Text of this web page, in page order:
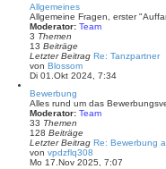
Allgemeines
Allgemeine Fragen, erster
Moderator: Team
3 Themen
13 Beiträge
Letzter Beitrag Re: Tanzpartner
von BlossomN
e
s
t
r
B
e
i
Di 01.Okt 2024, 7:34
Bewerbung
Alles rund um das
Moderator: Team
33 Themen
128 Beiträge
Letzter Beitrag Re: Bewerbung
von vpdzflq308
e
Mo 17.Nov 2025, 7:07